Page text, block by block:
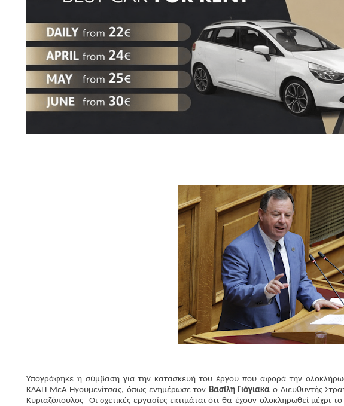
Υπογράφηκε η σύμβαση για την κατασκευή του έργου που αφορά την
ΚΔΑΠ ΜεΑ Ηγουμενίτσας, όπως ενημέρωσε τον Βασίλη Γιόγιακα ο Διευθυντής
Κυριαζόπουλος
Οι σχετικές εργασίες εκτιμάται ότι θα έχουν ολοκληρωθεί μέχρι